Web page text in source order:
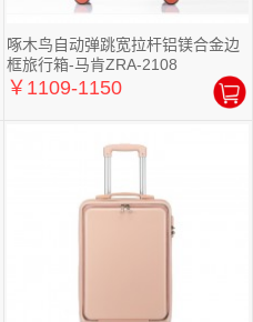
啄木鸟自动弹跳宽拉杆铝镁合金边
框旅行箱-马肯ZRA-2108
￥1109-1150